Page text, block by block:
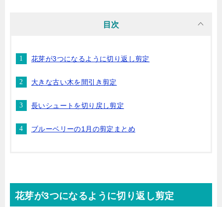
目次
花芽が3つになるように切り返し剪定
大きな古い木を間引き剪定
長いシュートを切り戻し剪定
ブルーベリーの1月の剪定まとめ
花芽が3つになるように切り返し剪定